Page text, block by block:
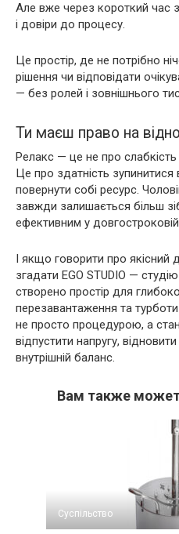
Але вже через короткий час
і довіри до процесу.
Це простір, де не потрібно
рішення чи відповідати
— без ролей і зовнішнього
Ти маєш право на
Релакс — це не про слабкість
Це про здатність зупинитися
повернути собі ресурс.
завжди залишається більш
ефективним у довгостроковій
І якщо говорити про якісний
згадати EGO STUDIO —
створено простір для
перезавантаження та
не просто процедурою, а
відпустити напругу,
внутрішній баланс.
Вам также
Суспільство